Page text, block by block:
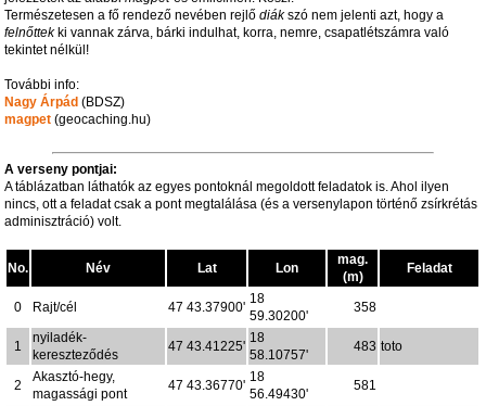
Természetesen a fő rendező nevében rejlődiákszó nem jelenti azt, hogy a
felnőttekki vannak zárva, bárki indulhat, korra, nemre, csapatlétszámra való
tekintet nélkül!
További info:
Nagy Árpád (BDSZ)
magpet (geocaching.hu)
A verseny pontjai:
A táblázatban láthatók az egyes pontoknál megoldott feladatok is. Ahol ilyen
nincs, ott a feladat csak a pont megtalálása (és a versenylapon történő zsírkrétás
adminisztráció) volt.
No. Név Lat Lon
mag.
(m)
Feladat
0 Rajt/cél 47 43.37900'
18
59.30200'
358
1
nyiladék-
kereszteződés
47 43.41225'
18
58.10757'
483 toto
2
Akasztó-hegy,
magassági pont
47 43.36770'
18
56.49430'
581